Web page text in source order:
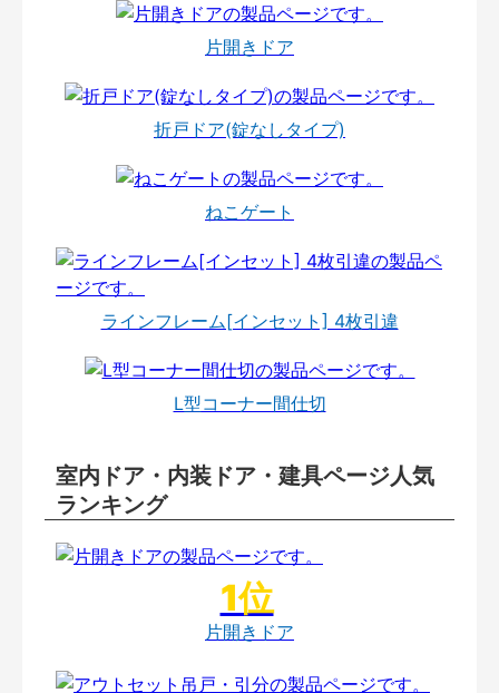
片開きドア
折戸ドア(錠なしタイプ)
ねこゲート
ラインフレーム[インセット] 4枚引違
L型コーナー間仕切
室内ドア・内装ドア・建具ページ人気
ランキング
片開きドア